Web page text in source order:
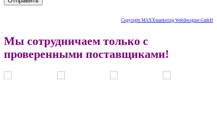
Copyright MAXXmarketing Webdesigner GmbH
Мы сотрудничаем только с
проверенными поставщиками!